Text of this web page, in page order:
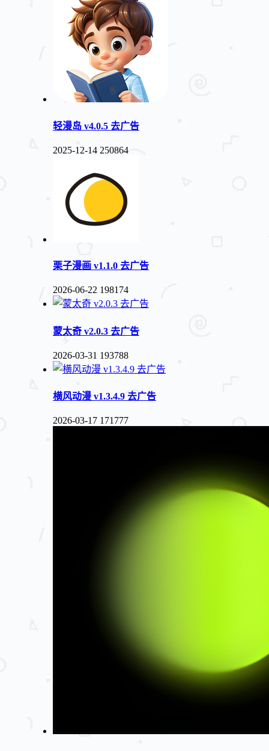
轻漫岛 v4.0.5 去广告
2025-12-14 250864
栗子漫画 v1.1.0 去广告
2026-06-22 198174
蒙太奇 v2.0.3 去广告
2026-03-31 193788
横风动漫 v1.3.4.9 去广告
2026-03-17 171777